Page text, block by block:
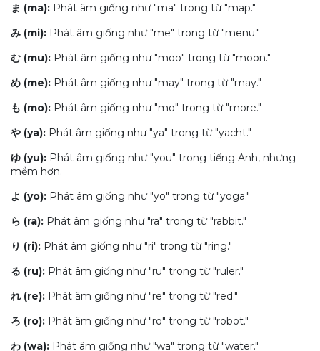
ま (ma): Phát âm giống như "ma" trong từ "map."
み (mi): Phát âm giống như "me" trong từ "menu."
む (mu): Phát âm giống như "moo" trong từ "moon."
め (me): Phát âm giống như "may" trong từ "may."
も (mo): Phát âm giống như "mo" trong từ "more."
や (ya): Phát âm giống như "ya" trong từ "yacht."
ゆ (yu): Phát âm giống như "you" trong tiếng Anh, nhưng
mềm hơn.
よ (yo): Phát âm giống như "yo" trong từ "yoga."
ら (ra): Phát âm giống như "ra" trong từ "rabbit."
り (ri): Phát âm giống như "ri" trong từ "ring."
る (ru): Phát âm giống như "ru" trong từ "ruler."
れ (re): Phát âm giống như "re" trong từ "red."
ろ (ro): Phát âm giống như "ro" trong từ "robot."
わ (wa): Phát âm giống như "wa" trong từ "water."